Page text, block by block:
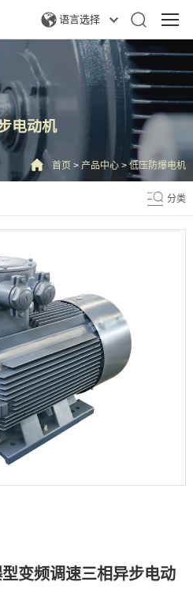
语言选择
电动机
首页 >产品中心 >低压防爆电机
分类
变频调速三相异步电动